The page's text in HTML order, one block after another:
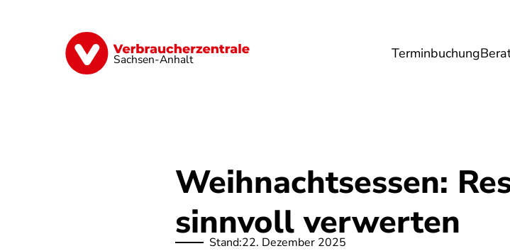
Sachsen-Anhalt Terminbuchung
Finanzen Digitales Lebensmittel Gesundheit
Weihnachtsessen:
sinnvoll verwerten
Stand:22. Dezember 2025